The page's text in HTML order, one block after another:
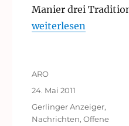
Manier drei
„Internationale
weiterlesen
Autor
ARO
Veröffentlicht
am
24. Mai 2011
Kategorien
Gerlinger Anzeiger,
Nachrichten, Offene